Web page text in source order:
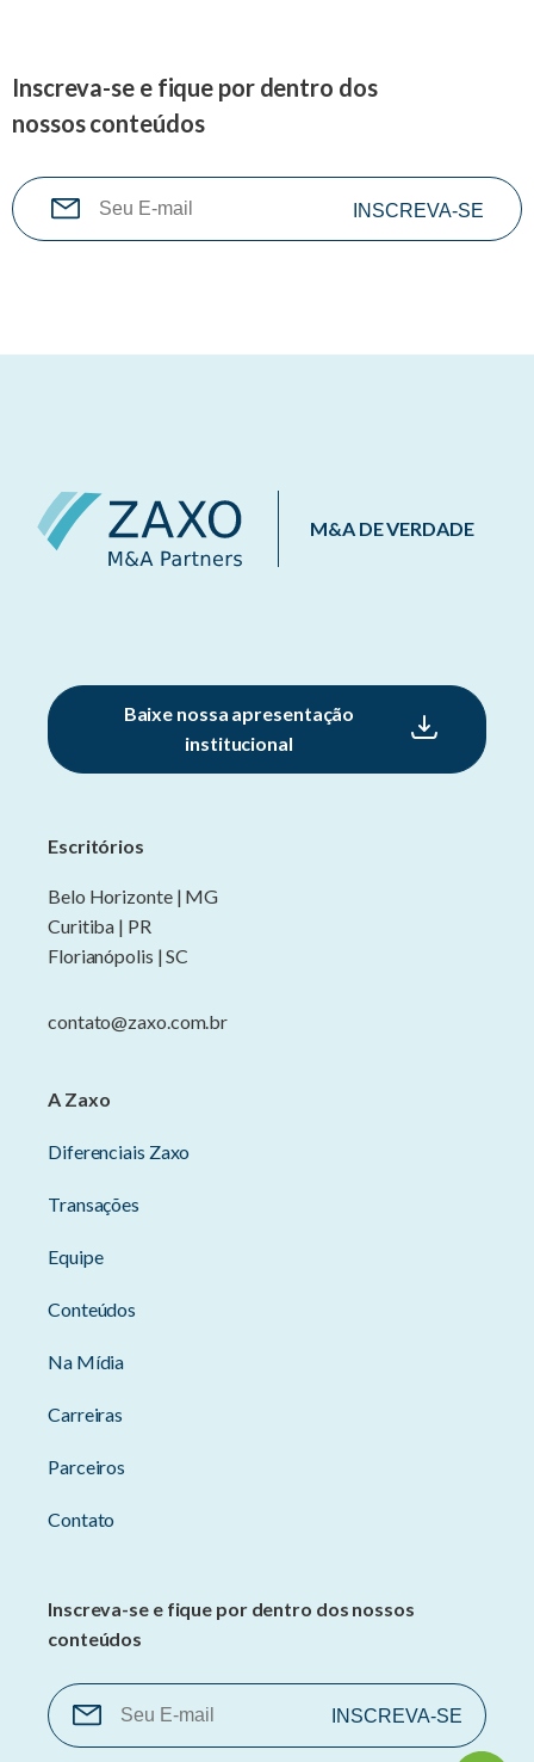
Inscreva-se e fique por dentro dos
nossos conteúdos
M&A DE VERDADE
Baixe nossa apresentação
institucional
Escritórios
Belo Horizonte | MG
Curitiba | PR
Florianópolis | SC
contato@zaxo.com.br
A Zaxo
Diferenciais Zaxo
Transações
Equipe
Conteúdos
Na Mídia
Carreiras
Parceiros
Contato
Inscreva-se e fique por dentro dos nossos
conteúdos